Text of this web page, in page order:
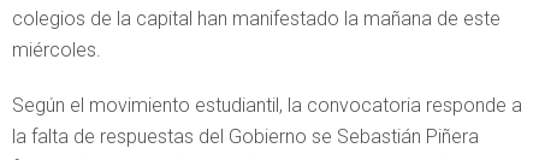
colegios de la capital han manifestado la mañana de este
miércoles.
Según el movimiento estudiantil, la convocatoria responde a
la falta de respuestas del Gobierno se Sebastián Piñera